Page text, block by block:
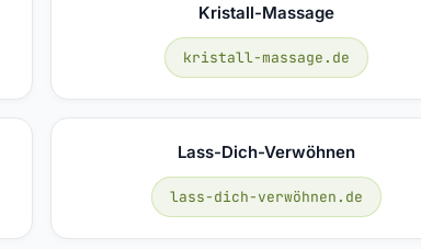
Kristall-Massage
kristall-massage.de
Lass-Dich-Verwöhnen
lass-dich-verwöhnen.de